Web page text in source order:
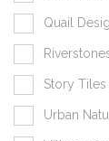
Quail
Story
Urban